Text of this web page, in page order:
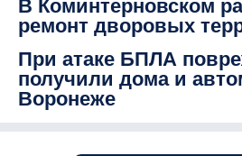
В Коминтерновском
ремонт дворовых
При атаке БПЛА
получили дома и
Воронеже